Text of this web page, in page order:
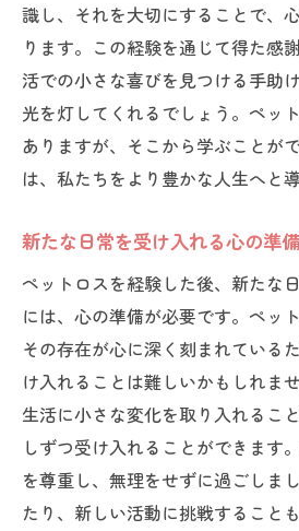
識し、それを大切にすることで、
ります。この経験を通じて得た感
活での小さな喜びを見つける手助
光を灯してくれるでしょう。ペッ
ありますが、そこから学ぶことが
は、私たちをより豊かな人生へと
新たな日常を受け入れる心の準備
ペットロスを経験した後、新たな
には、心の準備が必要です。ペッ
その存在が心に深く刻まれている
け入れることは難しいかもしれま
生活に小さな変化を取り入れるこ
しずつ受け入れることができます
を尊重し、無理をせずに過ごしま
たり、新しい活動に挑戦すること